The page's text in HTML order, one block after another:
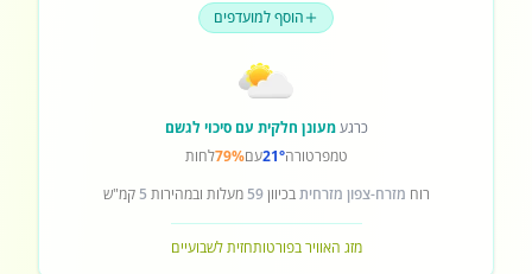
הוסף למועדפים
כרגעמעונן חלקית עם סיכוי לגשם
טמפרטורה21°עם79%לחות
רוח מזרח-צפון מזרחיתבכיוון59 מעלות ובמהירות 5 קמ"ש
מזג האוויר בפורטותחזית לשבועיים